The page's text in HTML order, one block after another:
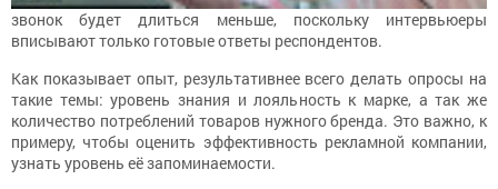
звонок будет длиться меньше, поскольку интервьюеры
вписывают только готовые ответы респондентов.
Как показывает опыт, результативнее всего делать опросы на
такие темы: уровень знания и лояльность к марке, а так же
количество потреблений товаров нужного бренда. Это важно, к
примеру, чтобы оценить эффективность рекламной компании,
узнать уровень её запоминаемости.